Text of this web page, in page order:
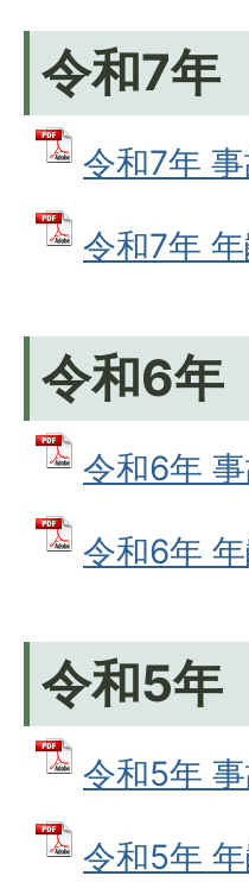
令和7年
令和7年
令和7年
令和6年
令和6年
令和6年
令和5年
令和5年
令和5年